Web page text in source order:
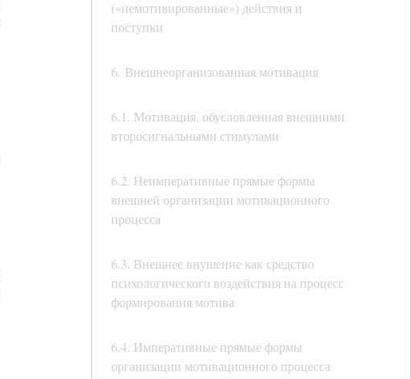
(«немотивированные») действия и
поступки
6. Внешнеорганизованная мотивация
6.1. Мотивация, обусловленная внешними
второсигнальными стимулами
6.2. Неимперативные прямые формы
внешней организации мотивационного
процесса
6.3. Внешнее внушение как средство
психологического воздействия на процесс
формирования мотива
6.4. Императивные прямые формы
организации мотивационного процесса